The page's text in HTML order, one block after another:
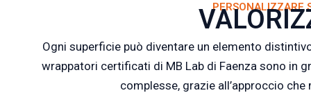
PERSONALIZZARE
Ogni superficie può diventare un elemento
wrappatori certificati di MB Lab di Faenza sono in
complesse, grazie all’approccio